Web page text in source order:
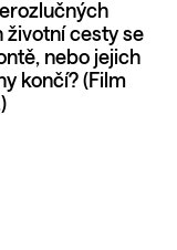
životní cesty se
nebo jejich
končí? (Film